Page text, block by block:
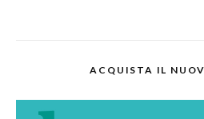
ACQUISTA IL